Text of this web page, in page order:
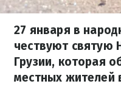
27 января в
чествуют святую
Грузии, которая
местных жителей